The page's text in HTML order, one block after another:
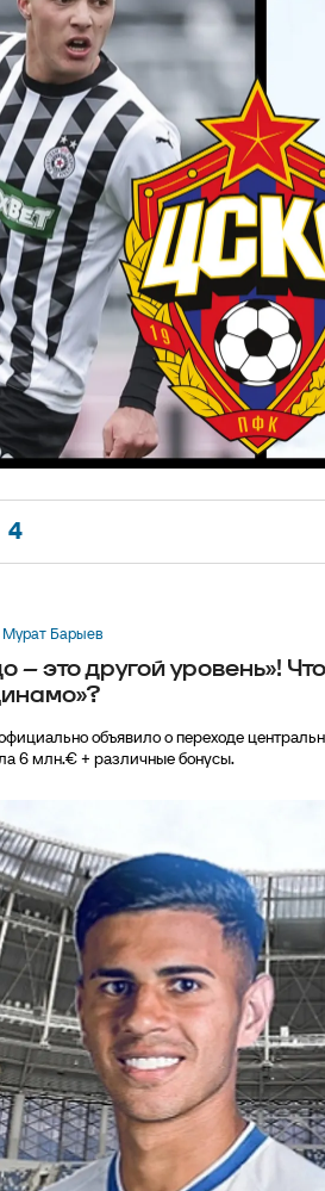
4
Мурат Барыев
– это другой уровень»!
объявило о переходе
6 млн.€ + различные бонусы.